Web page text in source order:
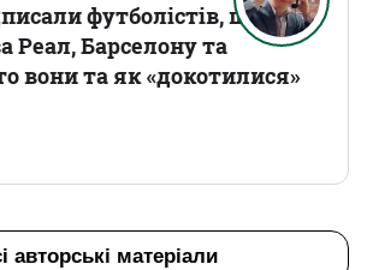
футболістів, що
Реал, Барселону та
вони та як «докотилися»
авторські матеріали